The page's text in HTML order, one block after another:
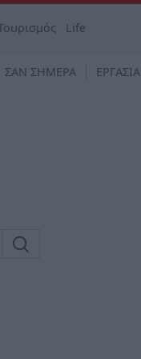
Life
ΣΑΝ ΣΗΜΕΡΑ ΕΡΓΑΣΙΑ